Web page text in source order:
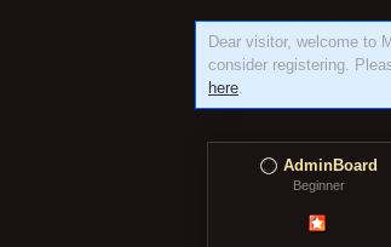
Dear visitor, welcome to
consider registering.
here.
AdminBoard
Beginner